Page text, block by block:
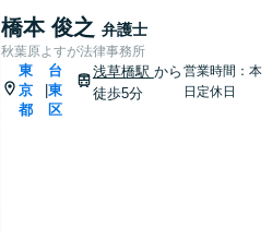
橋本 俊之 弁護士
秋葉原よすが法律事務所
東
京
都
|
台
東
区
浅草橋駅 から
徒歩5分
営業時間：本
日定休日